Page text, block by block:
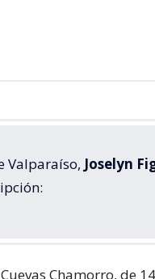
Valparaíso, Joselyn
Chamorro, de